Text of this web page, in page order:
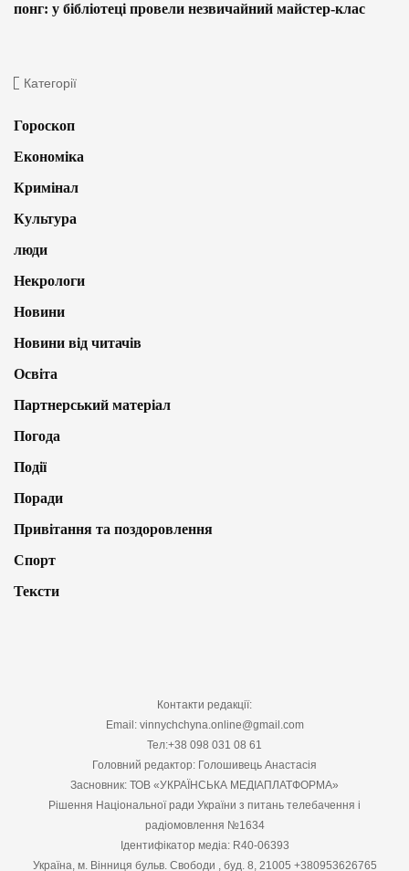
понг: у бібліотеці провели незвичайний майстер-клас
Категорії
Гороскоп
Економіка
Кримінал
Культура
люди
Некрологи
Новини
Новини від читачів
Освіта
Партнерський матеріал
Погода
Події
Поради
Привітання та поздоровлення
Спорт
Тексти
Контакти редакції:
Email: vinnychchyna.online@gmail.com
Тел:+38 098 031 08 61
Головний редактор: Голошивець Анастасія
Засновник: ТОВ «УКРАЇНСЬКА МЕДІАПЛАТФОРМА»
Рішення Національної ради України з питань телебачення і
радіомовлення №1634
Ідентифікатор медіа: R40-06393
Україна, м. Вінниця бульв. Свободи , буд. 8, 21005 +380953626765